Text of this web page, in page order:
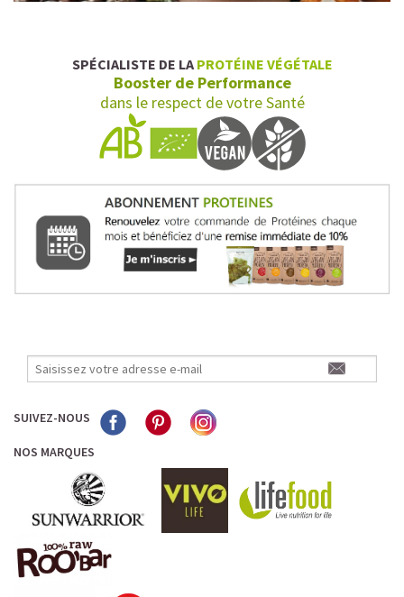
SPÉCIALISTE DE LA PROTÉINE VÉGÉTALE
Booster de Performance
dans le respect de votre Santé
SUIVEZ-NOUS
NOS MARQUES